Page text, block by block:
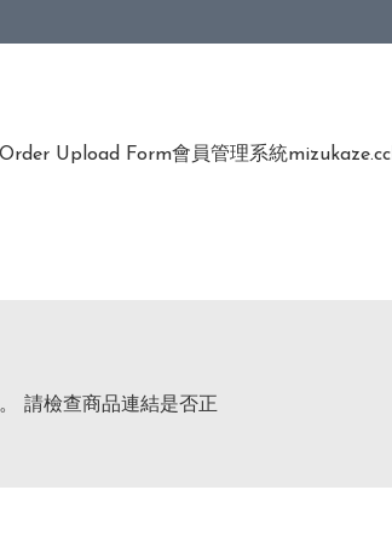
Order Upload Form會員管理系統mizukaze.cc
請檢查商品連結是否正